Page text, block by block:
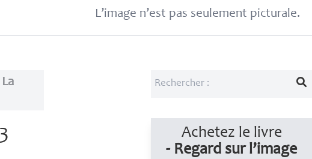
L’image n’est pas seulement picturale.
La
Achetez le livre
- Regard sur l’image